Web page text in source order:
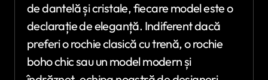
de dantelă și cristale, fiecare model este o
declarație de eleganță. Indiferent dacă
preferi o rochie clasică cu trenă, o rochie
boho chic sau un model modern și